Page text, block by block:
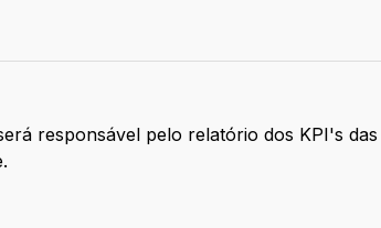
responsável pelo relatório dos KPI's das